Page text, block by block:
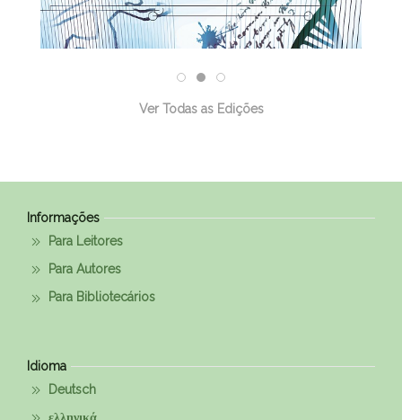
Ver Todas as Edições
Informações
Para Leitores
Para Autores
Para Bibliotecários
Idioma
Deutsch